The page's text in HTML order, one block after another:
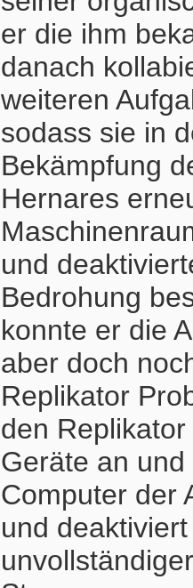
er die ihm
danach
weiteren
sodass sie in
Bekämpfung
Hernares
und
Bedrohung
konnte er die
aber doch
Replikator
den
Geräte an
Computer der
und